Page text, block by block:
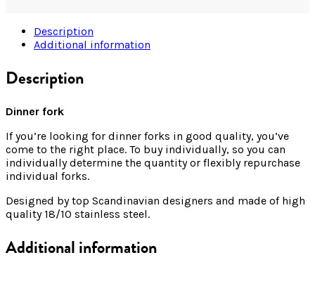
Description
Additional information
Description
Dinner fork
If you’re looking for dinner forks in good quality, you’ve
come to the right place. To buy individually, so you can
individually determine the quantity or flexibly repurchase
individual forks.
Designed by top Scandinavian designers and made of high
quality 18/10 stainless steel.
Additional information